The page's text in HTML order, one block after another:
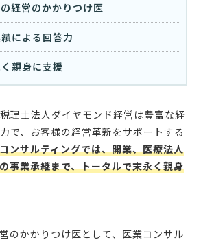
経営のかかりつけ医
による回答力
親身に支援
理士法人ダイヤモンド経営は豊富な経
で、お客様の経営革新をサポートする
ンサルティングでは、開業、医療法人
事業承継まで、トータルで末永く親身
のかかりつけ医として、医業コンサル